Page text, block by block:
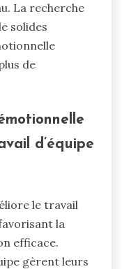
La recherche
solides
de
d’équipe
le travail
la
efficace.
gèrent leurs